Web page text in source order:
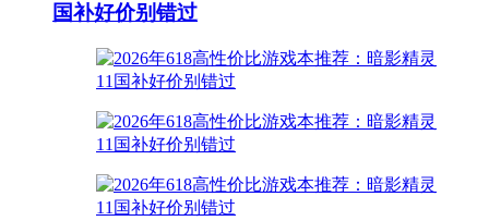
国补好价别错过